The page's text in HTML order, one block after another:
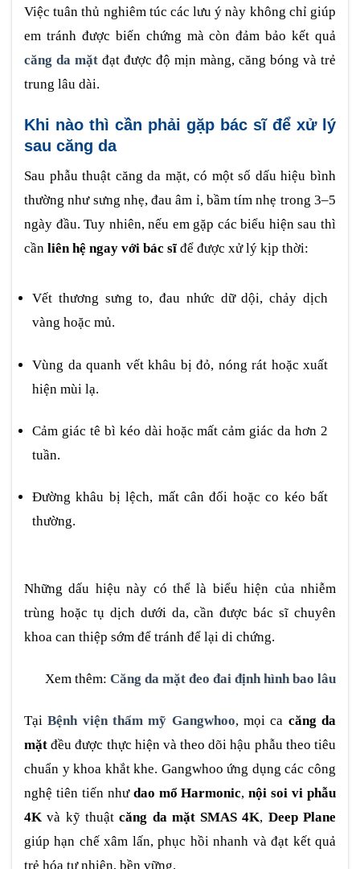
Việc tuân thủ nghiêm túc các lưu ý này không chỉ giúp
em tránh được biến chứng mà còn đảm bảo kết quả
căng da mặt đạt được độ mịn màng, căng bóng và trẻ
trung lâu dài.
Khi nào thì cần phải gặp bác sĩ để xử lý
sau căng da
Sau phẫu thuật căng da mặt, có một số dấu hiệu bình
thường như sưng nhẹ, đau âm ỉ, bầm tím nhẹ trong 3–5
ngày đầu. Tuy nhiên, nếu em gặp các biểu hiện sau thì
cần liên hệ ngay với bác sĩ để được xử lý kịp thời:
Vết thương sưng to, đau nhức dữ dội, chảy dịch
vàng hoặc mủ.
Vùng da quanh vết khâu bị đỏ, nóng rát hoặc xuất
hiện mùi lạ.
Cảm giác tê bì kéo dài hoặc mất cảm giác da hơn 2
tuần.
Đường khâu bị lệch, mất cân đối hoặc co kéo bất
thường.
Những dấu hiệu này có thể là biểu hiện của nhiễm
trùng hoặc tụ dịch dưới da, cần được bác sĩ chuyên
khoa can thiệp sớm để tránh để lại di chứng.
Xem thêm: Căng da mặt đeo đai định hình bao lâu
TạiBệnh viện thẩm mỹ Gangwhoo, mọi ca căng da
mặt đều được thực hiện và theo dõi hậu phẫu theo tiêu
chuẩn y khoa khắt khe. Gangwhoo ứng dụng các công
nghệ tiên tiến như dao mổ Harmonic,nội soi vi phẫu
4K và kỹ thuậtcăng da mặt SMAS 4K, Deep Plane
giúp hạn chế xâm lấn, phục hồi nhanh và đạt kết quả
trẻ hóa tự nhiên, bền vững.